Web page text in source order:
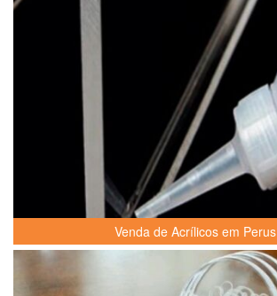
Venda de Acrílicos em Perus